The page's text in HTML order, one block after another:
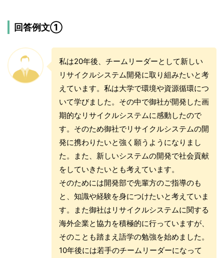
回答例文①
私は20年後、チームリーダーとして新しい
リサイクルシステム開発に取り組みたいと考
えています。私は大学で環境や資源循環につ
いて学びました。その中で御社が開発した画
期的なリサイクルシステムに感動したので
す。そのため御社でリサイクルシステムの開
発に携わりたいと強く願うようになりまし
た。また、新しいシステムの開発で社会貢献
をしていきたいとも考えています。
そのためには開発部で先輩方のご指導のも
と、知識や経験を身につけたいと考えていま
す。また御社はリサイクルシステムに関する
海外企業と協力を積極的に行っていますが、
そのことも踏まえ語学の勉強を始めました。
10年後には若手のチームリーダーになって